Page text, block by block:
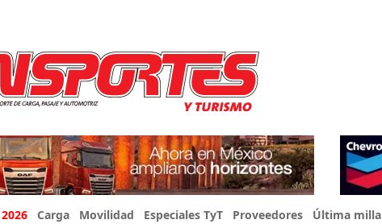
Carga Movilidad Especiales TyT Proveedores Última milla